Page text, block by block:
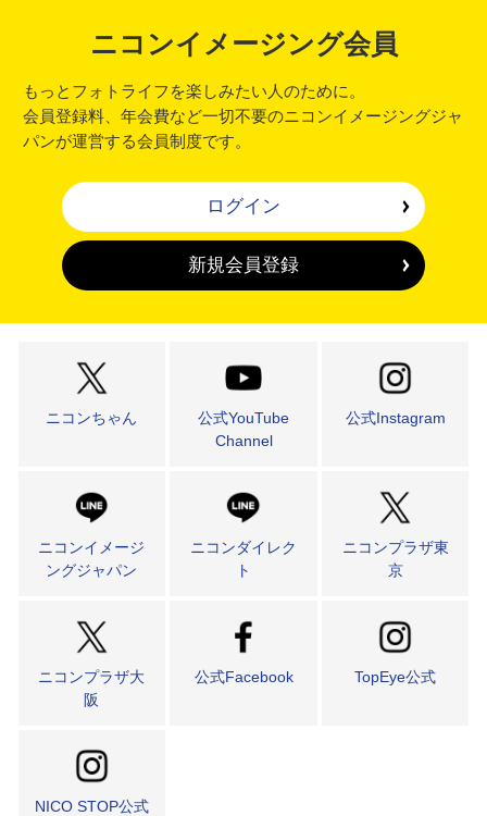
ニコンイメージング会員
もっとフォトライフを楽しみたい人のために。
会員登録料、年会費など一切不要のニコンイメージングジャ
パンが運営する会員制度です。
ログイン
新規会員登録
ニコンちゃん
公式YouTube
Channel
公式Instagram
ニコンイメージ
ングジャパン
ニコンダイレク
ト
ニコンプラザ東
京
ニコンプラザ大
阪
公式Facebook TopEye公式
NICO STOP公式